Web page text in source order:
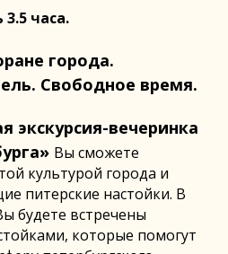
часа.
города.
Свободное время.
экскурсия-вечеринка
Вы сможете
культурой города и
питерские настойки. В
будете встречены
которые помогут